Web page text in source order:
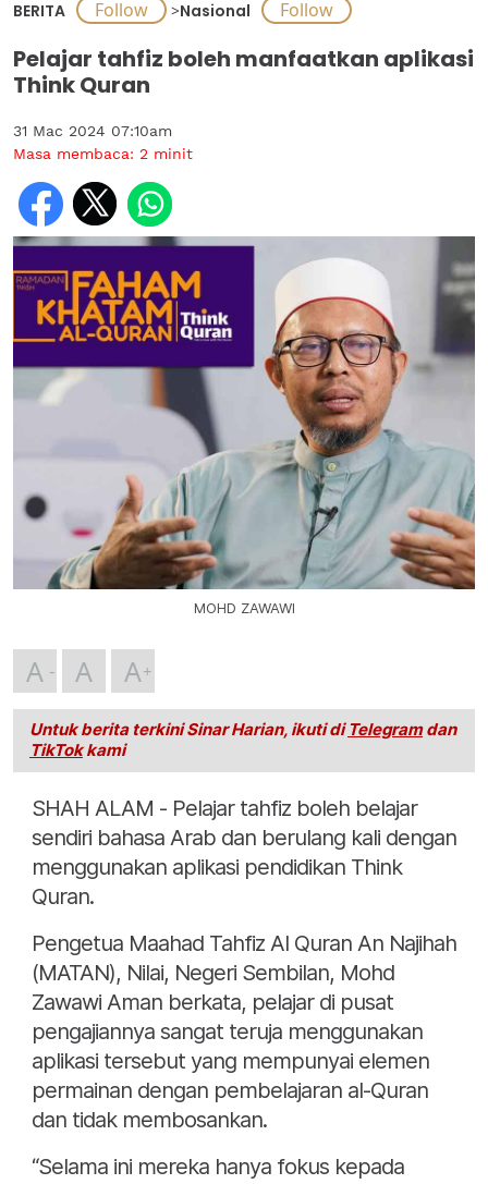
BERITA >Nasional
Pelajar tahfiz boleh manfaatkan aplikasi
Think Quran
31 Mac 2024 07:10am
Masa membaca: 2 minit
MOHD ZAWAWI
A A A
Untuk berita terkini Sinar Harian, ikuti di Telegramdan
TikTokkami
SHAH ALAM - Pelajar tahfiz boleh belajar
sendiri bahasa Arab dan berulang kali dengan
menggunakan aplikasi pendidikan Think
Quran.
Pengetua Maahad Tahfiz Al Quran An Najihah
(MATAN), Nilai, Negeri Sembilan, Mohd
Zawawi Aman berkata, pelajar di pusat
pengajiannya sangat teruja menggunakan
aplikasi tersebut yang mempunyai elemen
permainan dengan pembelajaran al-Quran
dan tidak membosankan.
“Selama ini mereka hanya fokus kepada